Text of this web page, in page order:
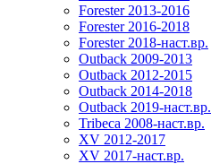
Forester 2013-2016
Forester 2016-2018
Forester 2018-наст.вр.
Outback 2009-2013
Outback 2012-2015
Outback 2014-2018
Outback 2019-наст.вр.
Tribeca 2008-наст.вр.
XV 2012-2017
XV 2017-наст.вр.